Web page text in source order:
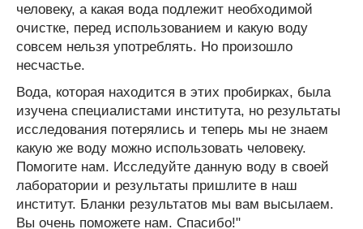
человеку, а какая вода подлежит необходимой
очистке, перед использованием и какую воду
совсем нельзя употреблять. Но произошло
несчастье.
Вода, которая находится в этих пробирках, была
изучена специалистами института, но результаты
исследования потерялись и теперь мы не знаем
какую же воду можно использовать человеку.
Помогите нам. Исследуйте данную воду в своей
лаборатории и результаты пришлите в наш
институт. Бланки результатов мы вам высылаем.
Вы очень поможете нам. Спасибо!"